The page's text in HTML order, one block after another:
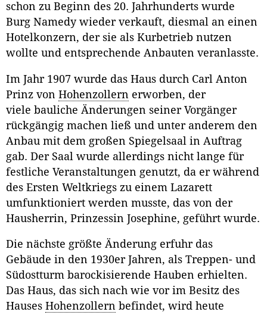
schon zu Beginn des 20. Jahrhunderts wurde
Burg Namedy wieder verkauft, diesmal an einen
Hotelkonzern, der sie als Kurbetrieb nutzen
wollte und entsprechende Anbauten veranlasste.
Im Jahr 1907 wurde das Haus durch Carl Anton
Prinz von Hohenzollern erworben, der
viele bauliche Änderungen seiner Vorgänger
rückgängig machen ließ und unter anderem den
Anbau mit dem großen Spiegelsaal in Auftrag
gab. Der Saal wurde allerdings nicht lange für
festliche Veranstaltungen genutzt, da er während
des Ersten Weltkriegs zu einem Lazarett
umfunktioniert werden musste, das von der
Hausherrin, Prinzessin Josephine, geführt wurde.
Die nächste größte Änderung erfuhr das
Gebäude in den 1930er Jahren, als Treppen- und
Südostturm barockisierende Hauben erhielten.
Das Haus, das sich nach wie vor im Besitz des
Hauses Hohenzollern befindet, wird heute